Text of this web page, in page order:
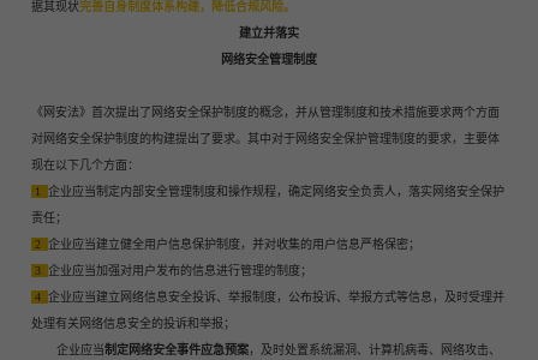
据其现状完善自身制度体系构建，降低合规风险。
建立并落实
网络安全管理制度
《网安法》首次提出了网络安全保护制度的概念，并从管理制度和技术措施要求两个方面
对网络安全保护制度的构建提出了要求。其中对于网络安全保护管理制度的要求，主要体
现在以下几个方面：
1 企业应当制定内部安全管理制度和操作规程，确定网络安全负责人，落实网络安全保护
责任；
2 企业应当建立健全用户信息保护制度，并对收集的用户信息严格保密；
3 企业应当加强对用户发布的信息进行管理的制度；
4 企业应当建立网络信息安全投诉、举报制度，公布投诉、举报方式等信息，及时受理并
处理有关网络信息安全的投诉和举报；
企业应当制定网络安全事件应急预案，及时处置系统漏洞、计算机病毒、网络攻击、